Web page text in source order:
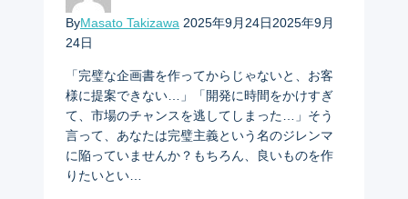
ByMasato Takizawa 2025年9月24日2025年9月
24日
「完璧な企画書を作ってからじゃないと、お客
様に提案できない…」「開発に時間をかけすぎ
て、市場のチャンスを逃してしまった…」そう
言って、あなたは完璧主義という名のジレンマ
に陥っていませんか？もちろん、良いものを作
りたいとい…